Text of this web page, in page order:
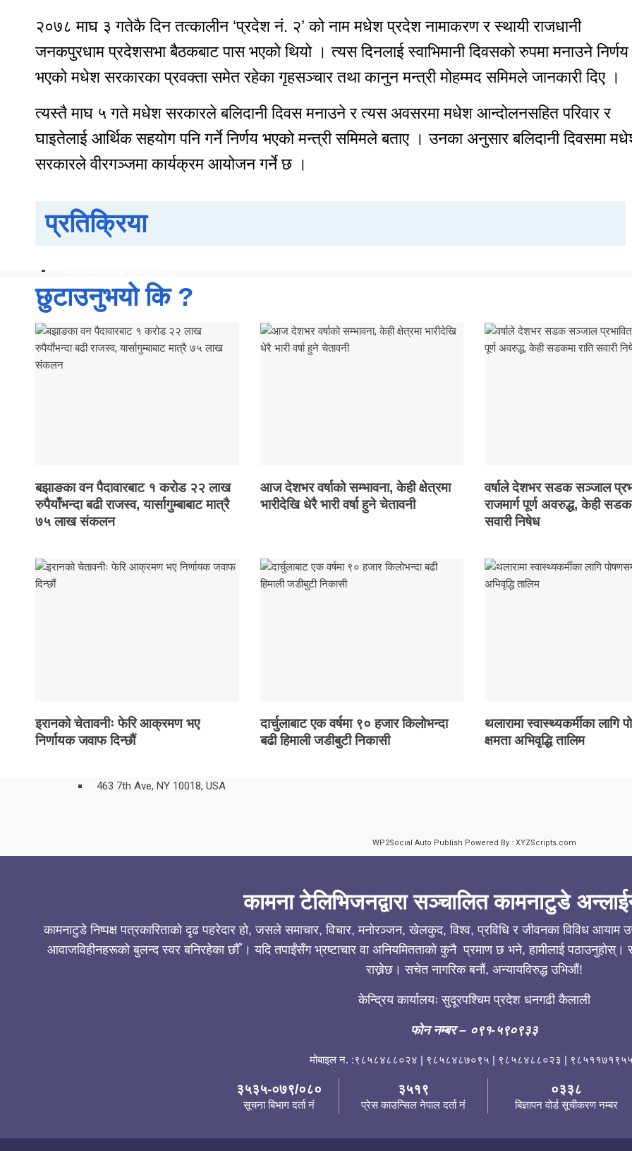
बैतडी
बाजुरा
बझाङ
डोटी
डडेल्धुरा
कैलाली
सूचना प्रविधि
X
२०७८ माघ ३ गतेकै दिन तत्कालीन ‘प्रदेश नं. २’ को नाम मधेश प्रदेश नामाकरण र स्थायी राजधानी
जनकपुरधाम प्रदेशसभा बैठकबाट पास भएको थियो । त्यस दिनलाई स्वाभिमानी दिवसको रुपमा मनाउने निर्णय
भएको मधेश सरकारका प्रवक्ता समेत रहेका गृहसञ्चार तथा कानुन मन्त्री मोहम्मद समिमले जानकारी दिए ।
त्यस्तै माघ ५ गते मधेश सरकारले बलिदानी दिवस मनाउने र त्यस अवसरमा मधेश आन्दोलनसहित परिवार र
घाइतेलाई आर्थिक सहयोग पनि गर्ने निर्णय भएको मन्त्री समिमले बताए । उनका अनुसार बलिदानी दिवसमा
सरकारले वीरगञ्जमा कार्यक्रम आयोजन गर्ने छ ।
प्रतिक्रिया
छुटाउनुभयो कि ?
बझाङका वन पैदावारबाट १ करोड २२ लाख
रुपैयाँभन्दा बढी राजस्व, यार्सागुम्बाबाट मात्रै
७५ लाख संकलन
आज देशभर वर्षाको सम्भावना, केही क्षेत्रमा
भारीदेखि धेरै भारी वर्षा हुने चेतावनी
वर्षाले देशभर सडक सञ्जाल
राजमार्ग पूर्ण अवरुद्ध, केही
सवारी निषेध
इरानको चेतावनीः फेरि आक्रमण भए
निर्णायक जवाफ दिन्छौं
दार्चुलाबाट एक वर्षमा ९० हजार किलोभन्दा
बढी हिमाली जडीबुटी निकासी
थलारामा स्वास्थ्यकर्मीका लागि
क्षमता अभिवृद्धि तालिम
463 7th Ave, NY 10018, USA
WP2Social Auto Publish Powered By : XYZScripts.com
कामना टेलिभिजनद्वारा सञ्चालित कामनाटुडे
कामनाटुडे निष्पक्ष पत्रकारिताको दृढ पहरेदार हो, जसले समाचार, विचार, मनोरञ्जन, खेलकुद, विश्व, प्रविधि र जीवनका विविध आयाम
आवाजविहीनहरूको बुलन्द स्वर बनिरहेका छौँ । यदि तपाईंसँग भ्रष्टाचार वा अनियमितताको कुनै प्रमाण छ भने, हामीलाई पठाउनुहोस्।
राख्नेछ। सचेत नागरिक बनौं, अन्यायविरुद्ध उभिऔं!
केन्द्रिय कार्यालयः सुदूरपश्चिम प्रदेश धनगढी कैलाली
फोन नम्बर– ०९१-५९०९३३
मोबाइल न. :९८५८४८८०२४ | ९८५८४८७०९५ | ९८५८४८८०२३ |
३५३५-०७९/०८०
सूचना बिभाग दर्ता नं
३५१९
प्रेस काउन्सिल नेपाल दर्ता नं
०३३८
बिज्ञापन वोर्ड सूचीकरण नम्बर